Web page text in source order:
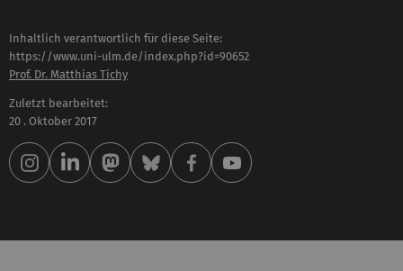
Inhaltlich verantwortlich für diese Seite:
https://www.uni-ulm.de/index.php?id=90652
Prof. Dr. Matthias Tichy
Zuletzt bearbeitet:
20 . Oktober 2017